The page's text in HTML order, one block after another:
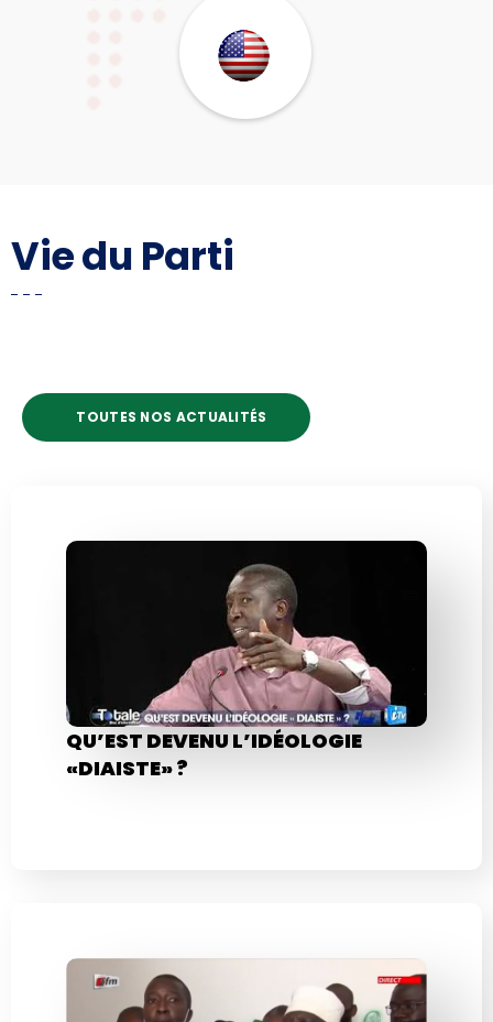
Vie du Parti
TOUTES NOS ACTUALITÉS
QU’EST DEVENU L’IDÉOLOGIE
«DIAISTE» ?